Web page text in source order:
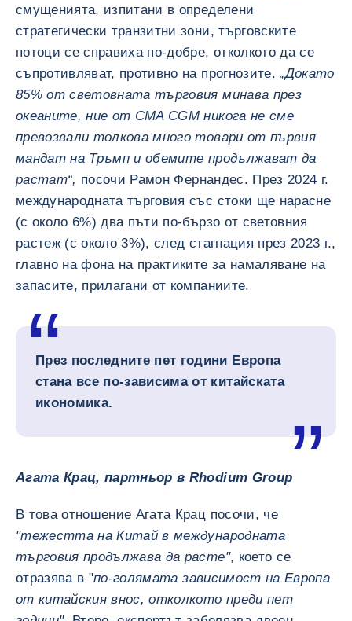
смущенията, изпитани в определени
стратегически транзитни зони, търговските
потоци се справиха по-добре, отколкото да се
съпротивляват, противно на прогнозите.„Докато
85% от световната търговия минава през
океаните, ние от CMA CGM никога не сме
превозвали толкова много товари от първия
мандат на Тръмп и обемите продължават да
растат“, посочи Рамон Фернандес. През 2024 г.
международната търговия със стоки ще нарасне
(с около 6%) два пъти по-бързо от световния
растеж (с около 3%), след стагнация през 2023 г.,
главно на фона на практиките за намаляване на
запасите, прилагани от компаниите.
През последните пет години Европа
стана все по-зависима от китайската
икономика.
Агата Крац, партньор в Rhodium Group
В това отношение Агата Крац посочи, че
"тежестта на Китай в международната
търговия продължава да расте", което се
отразява в "по-голямата зависимост на Европа
от китайския внос, отколкото преди пет